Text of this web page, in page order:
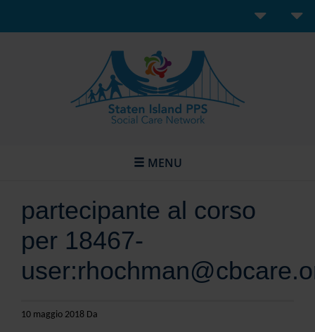
MENU
partecipante al corso
per 18467-
10 maggio 2018 Da